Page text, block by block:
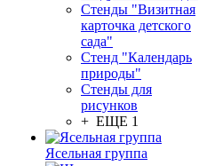
Стенды "Визитная
карточка детского
сада"
Стенд "Календарь
природы"
Стенды для
рисунков
+ ЕЩЕ 1
Ясельная группа